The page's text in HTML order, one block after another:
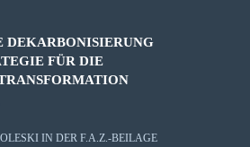
DEKARBONISIERUNG
FÜR DIE
IN DER F.A.Z.-BEILAGE